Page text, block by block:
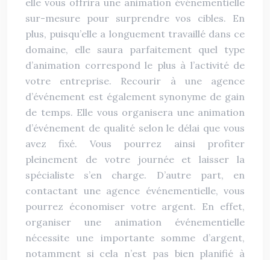
elle vous offrira une animation événementielle
sur-mesure pour surprendre vos cibles. En
plus, puisqu’elle a longuement travaillé dans ce
domaine, elle saura parfaitement quel type
d’animation correspond le plus à l’activité de
votre entreprise. Recourir à une agence
d’événement est également synonyme de gain
de temps. Elle vous organisera une animation
d’événement de qualité selon le délai que vous
avez fixé. Vous pourrez ainsi profiter
pleinement de votre journée et laisser la
spécialiste s’en charge. D’autre part, en
contactant une agence événementielle, vous
pourrez économiser votre argent. En effet,
organiser une animation événementielle
nécessite une importante somme d’argent,
notamment si cela n’est pas bien planifié à